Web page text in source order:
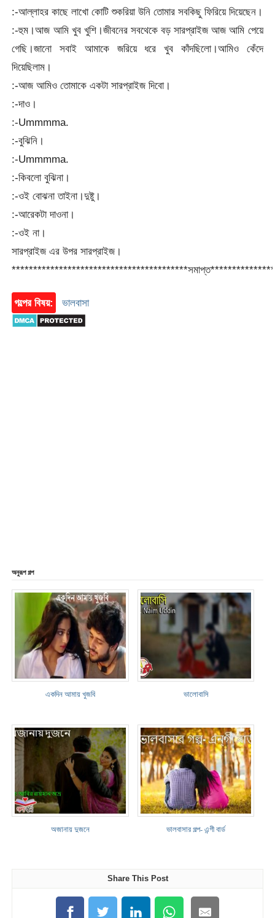
:-আল্লাহর কাছে লাখো কোটি শুকরিয়া উনি তোমার সবকিছু ফিরিয়ে দিয়েছেন।
:-হুম।আজ আমি খুব খুশি।জীবনের সবথেকে বড় সারপ্রাইজ আজ আমি পেয়ে
গেছি।জানো সবাই আমাকে জরিয়ে ধরে খুব কাঁদছিলো।আমিও কেঁদে
দিয়েছিলাম।
:-আজ আমিও তোমাকে একটা সারপ্রাইজ দিবো।
:-দাও।
:-Ummmma.
:-বুঝিনি।
:-Ummmma.
:-কিবলো বুঝিনা।
:-ওই বোঝনা তাইনা।দুষ্টু।
:-আরেকটা দাওনা।
:-ওই না।
সারপ্রাইজ এর উপর সারপ্রাইজ।
গল্পের বিষয়: ভালবাসা
অনুরূপ গল্প
একদিন আমায় খুজবি ভালোবাসি
অজানায় দুজনে ভালবাসার গল্প- এন্গী বার্ড
Share This Post